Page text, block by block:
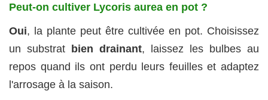
Peut-on cultiver Lycoris aurea en pot ?
Oui, la plante peut être cultivée en pot. Choisissez
un substrat
bien drainant, laissez les bulbes au
repos quand ils ont perdu leurs feuilles et adaptez
l'arrosage à la saison.